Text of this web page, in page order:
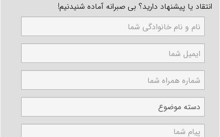
انتقاد یا پیشنهاد دارید؟ بی صبرانه آماده شنیدنیم!